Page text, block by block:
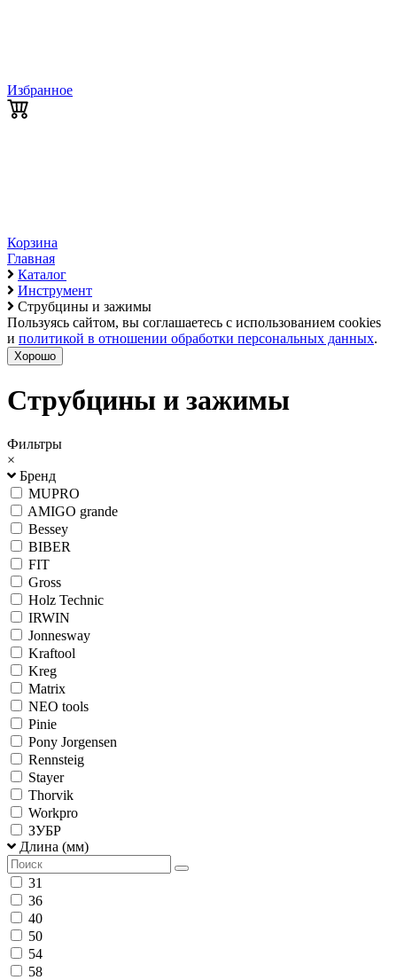
Избранное
Корзина
Главная
Каталог
Инструмент
Струбцины и зажимы
Пользуясь сайтом, вы соглашаетесь с использованием cookies
и политикой в отношении обработки персональных данных.
Хорошо
Струбцины и зажимы
Фильтры
×
Бренд
MUPRO
AMIGO grande
Bessey
BIBER
FIT
Gross
Holz Technic
IRWIN
Jonnesway
Kraftool
Kreg
Matrix
NEO tools
Pinie
Pony Jorgensen
Rennsteig
Stayer
Thorvik
Workpro
ЗУБР
Длина (мм)
31
36
40
50
54
58